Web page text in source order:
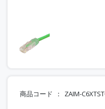
商品コード ZAIM-